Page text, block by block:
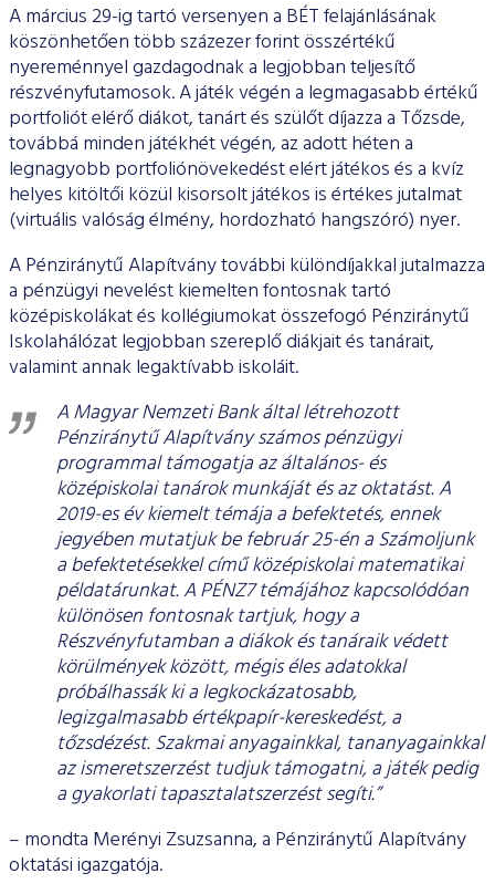
A március 29-ig tartó versenyen a BÉT felajánlásának
köszönhetően több százezer forint összértékű
nyereménnyel gazdagodnak a legjobban teljesítő
részvényfutamosok. A játék végén a legmagasabb értékű
portfoliót elérő diákot, tanárt és szülőt díjazza a Tőzsde,
továbbá minden játékhét végén, az adott héten a
legnagyobb portfoliónövekedést elért játékos és a kvíz
helyes kitöltői közül kisorsolt játékos is értékes jutalmat
(virtuális valóság élmény, hordozható hangszóró) nyer.
A Pénziránytű Alapítvány további különdíjakkal jutalmazza
a pénzügyi nevelést kiemelten fontosnak tartó
középiskolákat és kollégiumokat összefogó Pénziránytű
Iskolahálózat legjobban szereplő diákjait és tanárait,
valamint annak legaktívabb iskoláit.
A Magyar Nemzeti Bank által létrehozott
Pénziránytű Alapítvány számos pénzügyi
programmal támogatja az általános- és
középiskolai tanárok munkáját és az oktatást. A
2019-es év kiemelt témája a befektetés, ennek
jegyében mutatjuk be február 25-én a Számoljunk
a befektetésekkel című középiskolai matematikai
példatárunkat. A PÉNZ7 témájához kapcsolódóan
különösen fontosnak tartjuk, hogy a
Részvényfutamban a diákok és tanáraik védett
körülmények között, mégis éles adatokkal
próbálhassák ki a legkockázatosabb,
legizgalmasabb értékpapír-kereskedést, a
tőzsdézést. Szakmai anyagainkkal, tananyagainkkal
az ismeretszerzést tudjuk támogatni, a játék pedig
a gyakorlati tapasztalatszerzést segíti.”
– mondta Merényi Zsuzsanna, a Pénziránytű Alapítvány
oktatási igazgatója.